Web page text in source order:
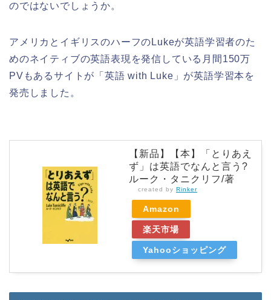
のではないでしょうか。
アメリカとイギリスのハーフのLukeが英語学習者のた
めのネイティブの英語表現を発信している月間150万
PVもあるサイトが「英語 with Luke」が英語学習本を
発売しました。
【新品】【本】「とりあえ
ず」は英語でなんと言う?
ルーク・タニクリフ/著
created by Rinker
Amazon
楽天市場
Yahooショッピング